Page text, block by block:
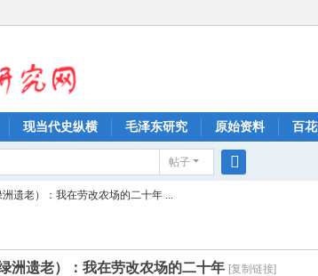
现当代史纵横 毛泽东研究 原始资料 百
帖子
遗老）：我在劳改农场的二十年 ...
洲遗老）：我在劳改农场的二十年 [复制链接]